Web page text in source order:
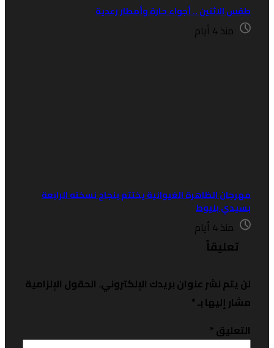
الاثنين .. أجواء حارة وأمطار رعدية
منذ 4 أيام
الظاهرة الغيوانية يختتم بنجاح نسخته الرابعة
بليوط
منذ 4 أيام
تعليقاً
يتم نشر عنوان بريدك الإلكتروني.الحقول الإلزامية
إليها بـ*
*